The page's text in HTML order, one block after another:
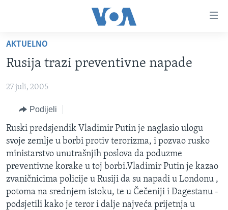
glavni
sadržaj
na
navigaciju
Idi
na
pretragu
VIDEO
FOTOGRAFIJE DANA
VIJESTI
SJEDINJENE AMERIČKE DRŽAVE
BOSNA I HERCEGOVINA
SVIJET
NAUKA I TEHNOLOGIJA
SPECIJALNI PROJEKTI
KORUPCIJA
SLOBODA MEDIJA
ŽENSKA STRANA
AKTUELNO
Rusija trazi preventivne napade
27 juli, 2005
Podijeli
Ruski predsjendik Vladimir Putin je naglasio ulogu
svoje zemlje u borbi protiv terorizma, i pozvao rusko
ministarstvo unutrašnjih poslova da poduzme
preventivne korake u toj borbi.Vladimir Putin je kazao
zvaničnicima policije u Rusiji da su napadi u Londonu ,
potoma na srednjem istoku, te u Čečeniji i Dagestanu -
podsjetili kako je teror i dalje najveća prijetnja u